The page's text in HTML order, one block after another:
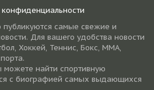
конфиденциальности
самые свежие и
Для вашего удобства новости
Хоккей, Теннис, Бокс, ММА,
найти спортивную
с биографией самых выдающихся